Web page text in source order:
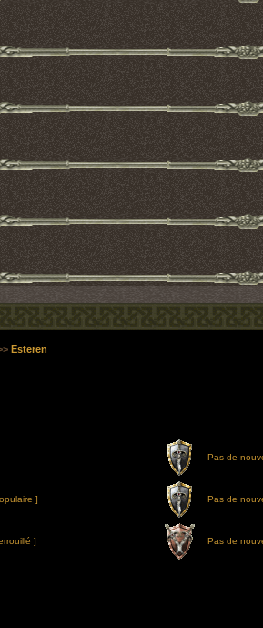
Esteren
Pas de
] Pas de
] Pas de